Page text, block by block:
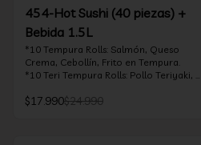
salmón y bañado en salsa acevichada
*10 Tempura Rolls: Salmón, Queso
Crema, Cebollín, Frito en Tempura.
*Incluye 2 palitos, 2 soya 30ml, 1 salsa
teriyaki 30ml
454-Hot Sushi (40 piezas) +
Bebida 1.5L
*10 Tempura Rolls: Salmón, Queso
Crema, Cebollín, Frito en Tempura.
*10 Teri Tempura Rolls: Pollo Teriyaki,
Tempura
$17.990$24.990